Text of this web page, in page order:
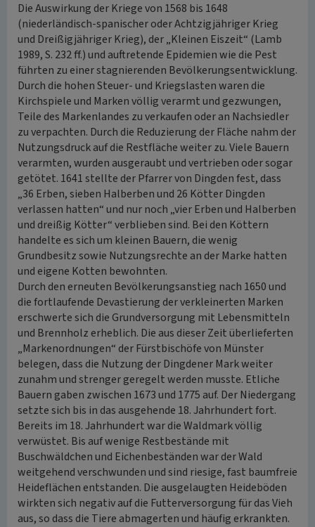
Die Auswirkung der Kriege von 1568 bis 1648
(niederländisch-spanischer oder Achtzigjähriger Krieg
und Dreißigjähriger Krieg), der „Kleinen Eiszeit“ (Lamb
1989, S. 232 ff.) und auftretende Epidemien wie die Pest
führten zu einer stagnierenden Bevölkerungsentwicklung.
Durch die hohen Steuer- und Kriegslasten waren die
Kirchspiele und Marken völlig verarmt und gezwungen,
Teile des Markenlandes zu verkaufen oder an Nachsiedler
zu verpachten. Durch die Reduzierung der Fläche nahm der
Nutzungsdruck auf die Restfläche weiter zu. Viele Bauern
verarmten, wurden ausgeraubt und vertrieben oder sogar
getötet. 1641 stellte der Pfarrer von Dingden fest, dass
„36 Erben, sieben Halberben und 26 Kötter Dingden
verlassen hatten“ und nur noch „vier Erben und Halberben
und dreißig Kötter“ verblieben sind. Bei den Köttern
handelte es sich um kleinen Bauern, die wenig
Grundbesitz sowie Nutzungsrechte an der Marke hatten
und eigene Kotten bewohnten.
Durch den erneuten Bevölkerungsanstieg nach 1650 und
die fortlaufende Devastierung der verkleinerten Marken
erschwerte sich die Grundversorgung mit Lebensmitteln
und Brennholz erheblich. Die aus dieser Zeit überlieferten
„Markenordnungen“ der Fürstbischöfe von Münster
belegen, dass die Nutzung der Dingdener Mark weiter
zunahm und strenger geregelt werden musste. Etliche
Bauern gaben zwischen 1673 und 1775 auf. Der Niedergang
setzte sich bis in das ausgehende 18. Jahrhundert fort.
Bereits im 18. Jahrhundert war die Waldmark völlig
verwüstet. Bis auf wenige Restbestände mit
Buschwäldchen und Eichenbeständen war der Wald
weitgehend verschwunden und sind riesige, fast baumfreie
Heideflächen entstanden. Die ausgelaugten Heideböden
wirkten sich negativ auf die Futterversorgung für das Vieh
aus, so dass die Tiere abmagerten und häufig erkrankten.